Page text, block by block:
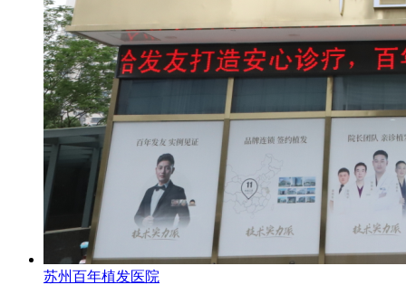
苏州百年植发医院